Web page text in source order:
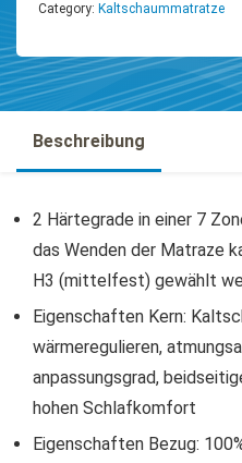
Category: Kaltschaummatratze
Beschreibung
2 Härtegrade in einer 7
das Wenden der Matraze
H3 (mittelfest) gewählt
Eigenschaften Kern:
wärmeregulieren,
anpassungsgrad,
hohen Schlafkomfort
Eigenschaften Bezug: